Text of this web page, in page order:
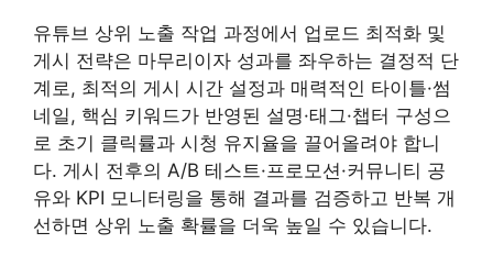
유튜브 상위 노출 작업 과정에서 업로드 최적화 및
게시 전략은 마무리이자 성과를 좌우하는 결정적 단
계로, 최적의 게시 시간 설정과 매력적인 타이틀·썸
네일, 핵심 키워드가 반영된 설명·태그·챕터 구성으
로 초기 클릭률과 시청 유지율을 끌어올려야 합니
다. 게시 전후의 A/B 테스트·프로모션·커뮤니티 공
유와 KPI 모니터링을 통해 결과를 검증하고 반복 개
선하면 상위 노출 확률을 더욱 높일 수 있습니다.